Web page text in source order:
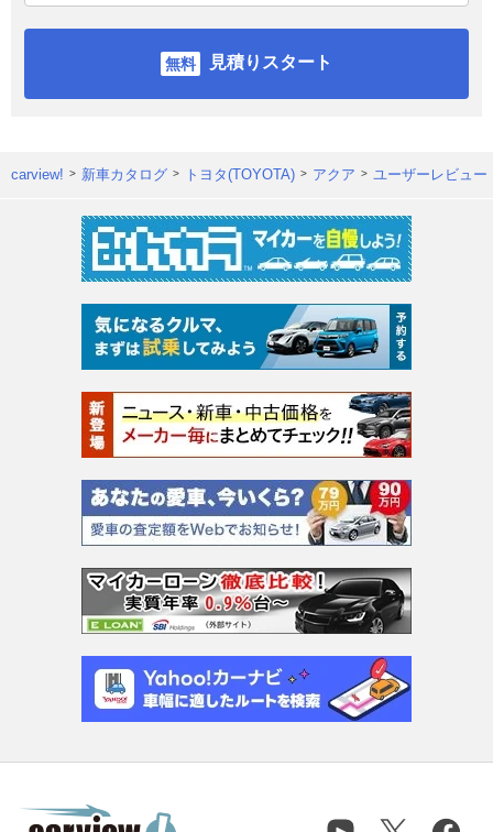
見積りスタート
carview! 新車カタログ トヨタ(TOYOTA) アクア ユーザーレビュー